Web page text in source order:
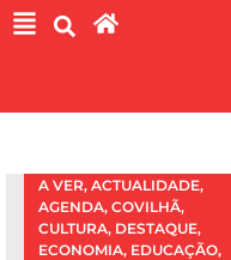
A VER, ACTUALIDADE,
AGENDA, COVILHÃ,
CULTURA, DESTAQUE,
ECONOMIA, EDUCAÇÃO,